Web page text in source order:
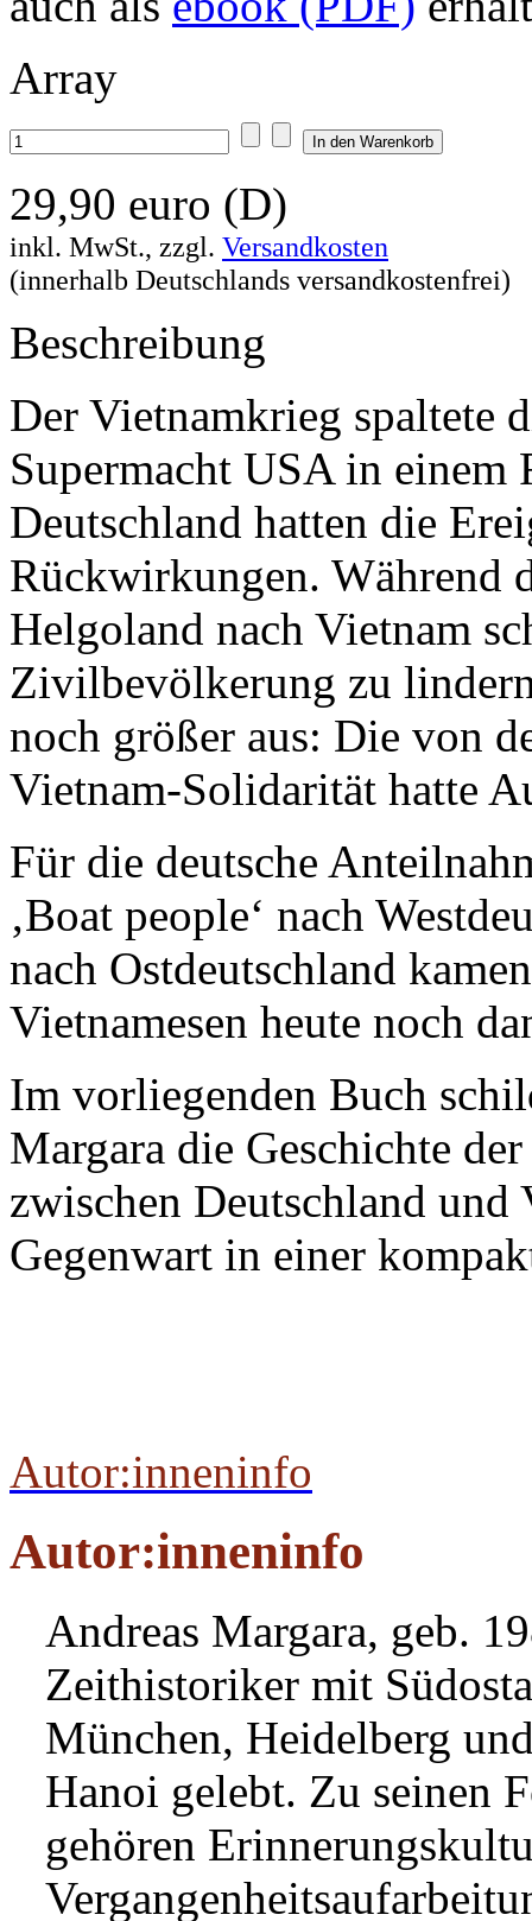
Array
29,90 euro (D)
inkl. MwSt., zzgl. Versandkosten
(innerhalb Deutschlands versandkostenfrei)
Beschreibung
Der Vietnamkrieg spaltete
Supermacht USA in einem
Deutschland hatten die
Rückwirkungen. Während
Helgoland nach Vietnam
Zivilbevölkerung zu
noch größer aus: Die von
Vietnam-Solidarität hatte
Für die deutsche
‚Boat people‘ nach
nach Ostdeutschland
Vietnamesen heute noch
Im vorliegenden Buch
Margara die Geschichte
zwischen Deutschland
Gegenwart in einer
Autor:inneninfo
Autor:inneninfo
Andreas Margara, geb.
Zeithistoriker mit
München, Heidelberg
Hanoi gelebt. Zu seinen
gehören